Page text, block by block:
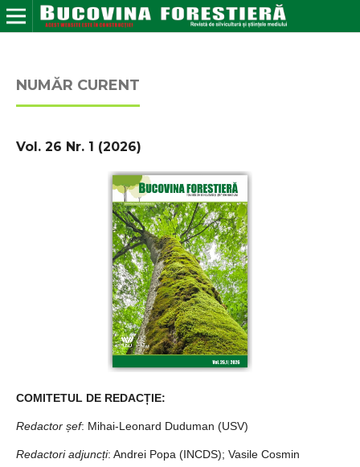
NUMĂR CURENT
Vol. 26 Nr. 1 (2026)
COMITETUL DE REDACȚIE:
Redactor șef: Mihai-Leonard Duduman (USV)
Redactori adjuncți: Andrei Popa (INCDS); Vasile Cosmin